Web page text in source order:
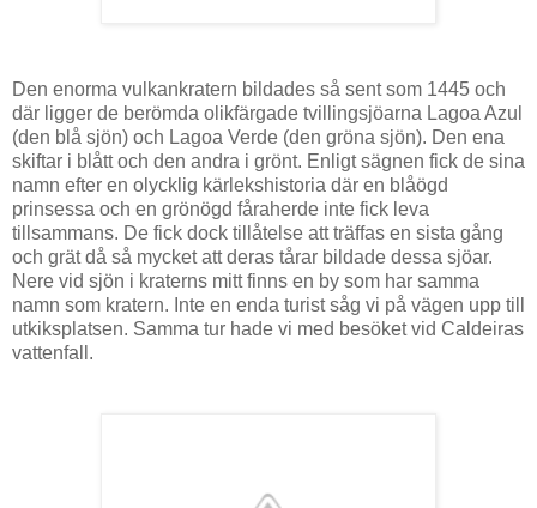
Den enorma vulkankratern bildades så sent som 1445 och
där ligger de berömda olikfärgade tvillingsjöarna Lagoa Azul
(den blå sjön) och Lagoa Verde (den gröna sjön). Den ena
skiftar i blått och den andra i grönt. Enligt sägnen fick de sina
namn efter en olycklig kärlekshistoria där en blåögd
prinsessa och en grönögd fåraherde inte fick leva
tillsammans. De fick dock tillåtelse att träffas en sista gång
och grät då så mycket att deras tårar bildade dessa sjöar.
Nere vid sjön i kraterns mitt finns en by som har samma
namn som kratern. Inte en enda turist såg vi på vägen upp till
utkiksplatsen. Samma tur hade vi med besöket vid Caldeiras
vattenfall.